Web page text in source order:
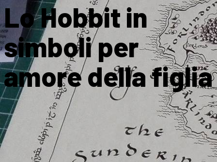
Lo Hobbit in
simboli per
amore della figlia